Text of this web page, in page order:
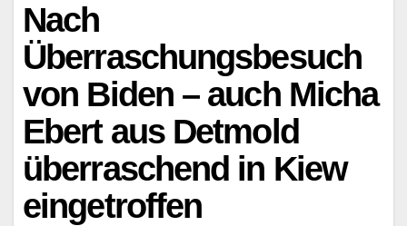
Nach
Überraschungsbesuch
von Biden – auch Micha
Ebert aus Detmold
überraschend in Kiew
eingetroffen